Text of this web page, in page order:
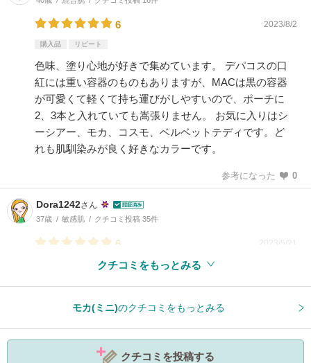
6 2023/8/2
購入品 リピート
色味、塗り心地が好きで集めています。 デパコスの口
紅には重い容器のものもありますが、MACは黒の容器
が可愛くて軽くて持ち運びがしやすいので、ポーチに
2、3本と入れていても嵩張りません。 お気に入りはシ
ーシアー、モカ、コスモ、ベルベットテディです。ど
れも肌馴染みが良く好きなカラーです。
参考になった 0
Dora1242さん
37歳 敏感肌 クチコミ投稿 35件
6 2023/5/21
クチコミをもっとみる
モカ(ミニ)のクチコミをもっとみる
クチコミを投稿する